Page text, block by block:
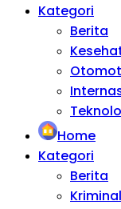
Kategori
Berita
Home
Kategori
Berita
Kriminal